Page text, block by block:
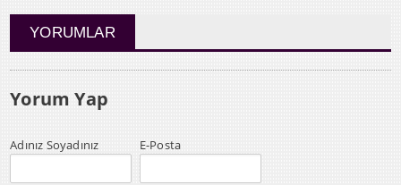
YORUMLAR
Yorum Yap
Adınız Soyadınız E-Posta